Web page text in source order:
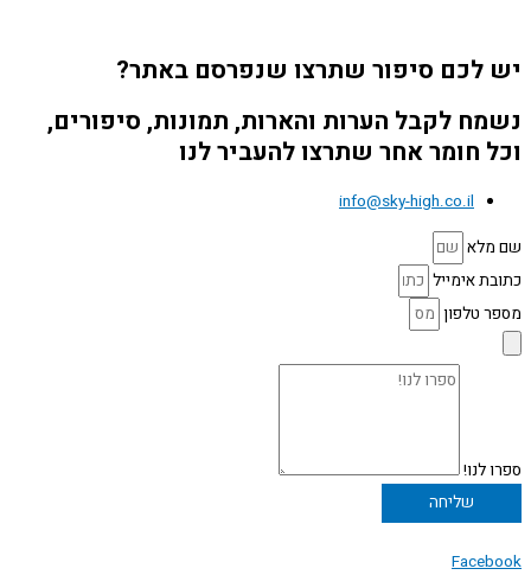
יש לכם סיפור שתרצו שנפרסם באתר?
נשמח לקבל הערות והארות, תמונות, סיפורים,
וכל חומר אחר שתרצו להעביר לנו
info@sky-high.co.il
שם מלא
כתובת אימייל
מספר טלפון
ספרו לנו!
שליחה
Facebook